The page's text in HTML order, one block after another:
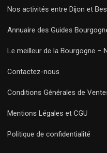
Nos activités entre Dijon et
Annuaire des Guides
Le meilleur de la Bourgogne –
Contactez-nous
Conditions Générales de
Mentions Légales et CGU
Politique de confidentialité